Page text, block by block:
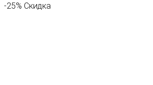
составляла
-25% Скидка